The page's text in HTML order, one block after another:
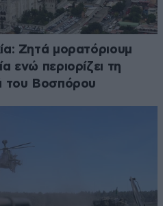
Ζητά μορατόριουμ
ενώ περιορίζει τη
του Βοσπόρου